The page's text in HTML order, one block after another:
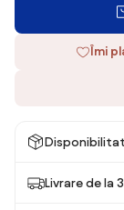
Îmi
Livrare de la